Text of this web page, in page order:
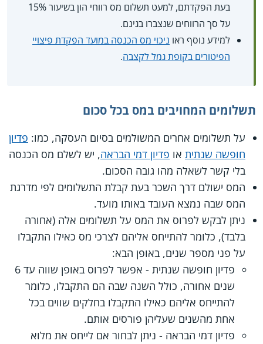
בעת הפקדתם, למעט תשלום מס רווחי הון בשיעור 15%
על סך הרווחים שנצברו בגינם.
למידע נוסף ראו ניכוי מס הכנסה במועד הפקדת פיצויי
הפיטורים בקופת גמל לקצבה.
תשלומים המחויבים במס בכל סכום
על תשלומים אחרים המשולמים בסיום העסקה, כמו: פדיון
חופשה שנתית או פדיון דמי הבראה, יש לשלם מס הכנסה
בלי קשר לשאלה מהו גובה הסכום.
המס ישולם דרך השכר בעת קבלת התשלומים לפי מדרגת
המס שבה נמצא העובד באותו מועד.
ניתן לבקש לפרוס את המס על תשלומים אלה (אחורה
בלבד), כלומר להתייחס אליהם לצרכי מס כאילו התקבלו
על פני מספר שנים, באופן הבא:
פדיון חופשה שנתית - אפשר לפרוס באופן שווה עד 6
שנים אחורה, כולל השנה שבה הם התקבלו, כלומר
להתייחס אליהם כאילו התקבלו בחלקים שווים בכל
אחת מהשנים שעליהן פורסים אותם.
פדיון דמי הבראה - ניתן לבחור אם לייחס את מלוא